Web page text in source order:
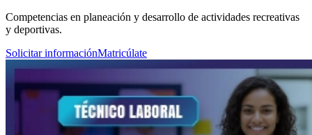
Competencias en planeación y desarrollo de actividades recreativas
y deportivas.
Solicitar informaciónMatricúlate